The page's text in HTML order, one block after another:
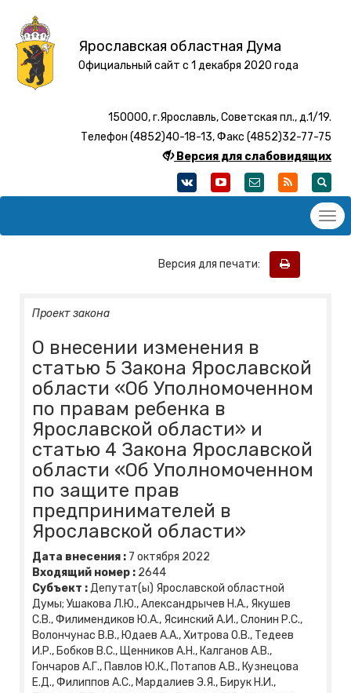
Ярославская областная Дума
Официальный сайт с 1 декабря 2020 года
150000, г.Ярославль, Советская пл., д.1/19.
Телефон (4852)40-18-13, Факс (4852)32-77-75
Версия для слабовидящих
Версия для печати:
Проект закона
О внесении изменения в
статью 5 Закона Ярославской
области «Об Уполномоченном
по правам ребенка в
Ярославской области» и
статью 4 Закона Ярославской
области «Об Уполномоченном
по защите прав
предпринимателей в
Ярославской области»
Дата внесения : 7 октября 2022
Входящий номер : 2644
Субъект :Депутат(ы) Ярославской областной
Думы; Ушакова Л.Ю., Александрычев Н.А., Якушев
С.В., Филимендиков Ю.А., Ясинский А.И., Слонин Р.С.,
Волончунас В.В., Юдаев А.А., Хитрова О.В., Тедеев
И.Р., Бобков В.С., Щенников А.Н., Калганов А.В.,
Гончаров А.Г., Павлов Ю.К., Потапов А.В., Кузнецова
Е.Д., Филиппов А.С., Мардалиев Э.Я., Бирук Н.И.,